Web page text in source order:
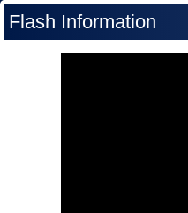
Flash Information